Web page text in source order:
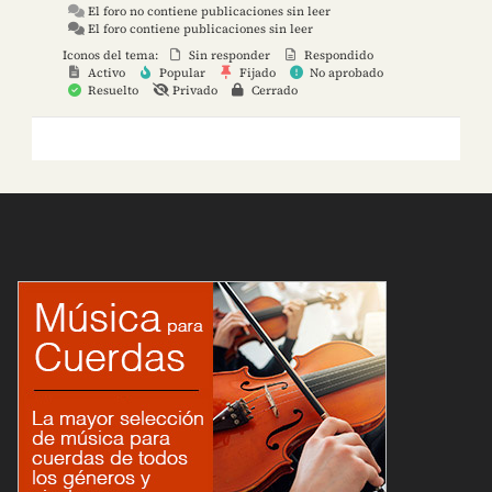
El foro no contiene publicaciones sin leer
El foro contiene publicaciones sin leer
Iconos del tema:
Sin responder
Respondido
Activo
Popular Fijado
No aprobado
Resuelto
Privado Cerrado